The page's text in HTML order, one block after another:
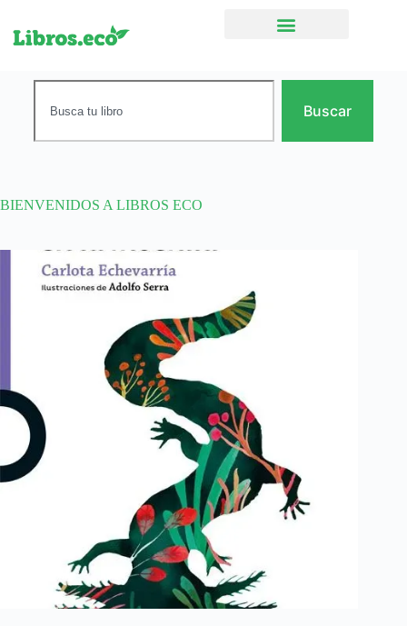
Buscar
BIENVENIDOS A LIBROS ECO